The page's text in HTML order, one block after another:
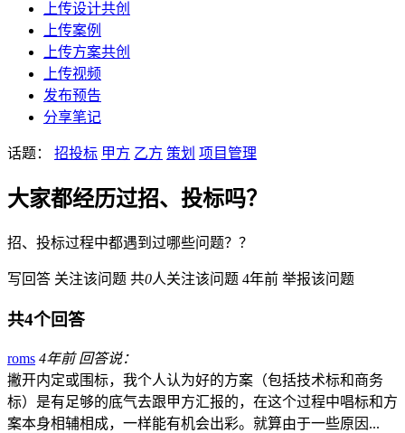
上传设计共创
上传案例
上传方案共创
上传视频
发布预告
分享笔记
话题： 招投标 甲方 乙方 策划 项目管理
大家都经历过招、投标吗？
招、投标过程中都遇到过哪些问题？？
写回答 关注该问题 共0人关注该问题 4年前 举报该问题
共4个回答
roms 4年前 回答说：
撇开内定或围标，我个人认为好的方案（包括技术标和商务
标）是有足够的底气去跟甲方汇报的，在这个过程中唱标和方
案本身相辅相成，一样能有机会出彩。就算由于一些原因...